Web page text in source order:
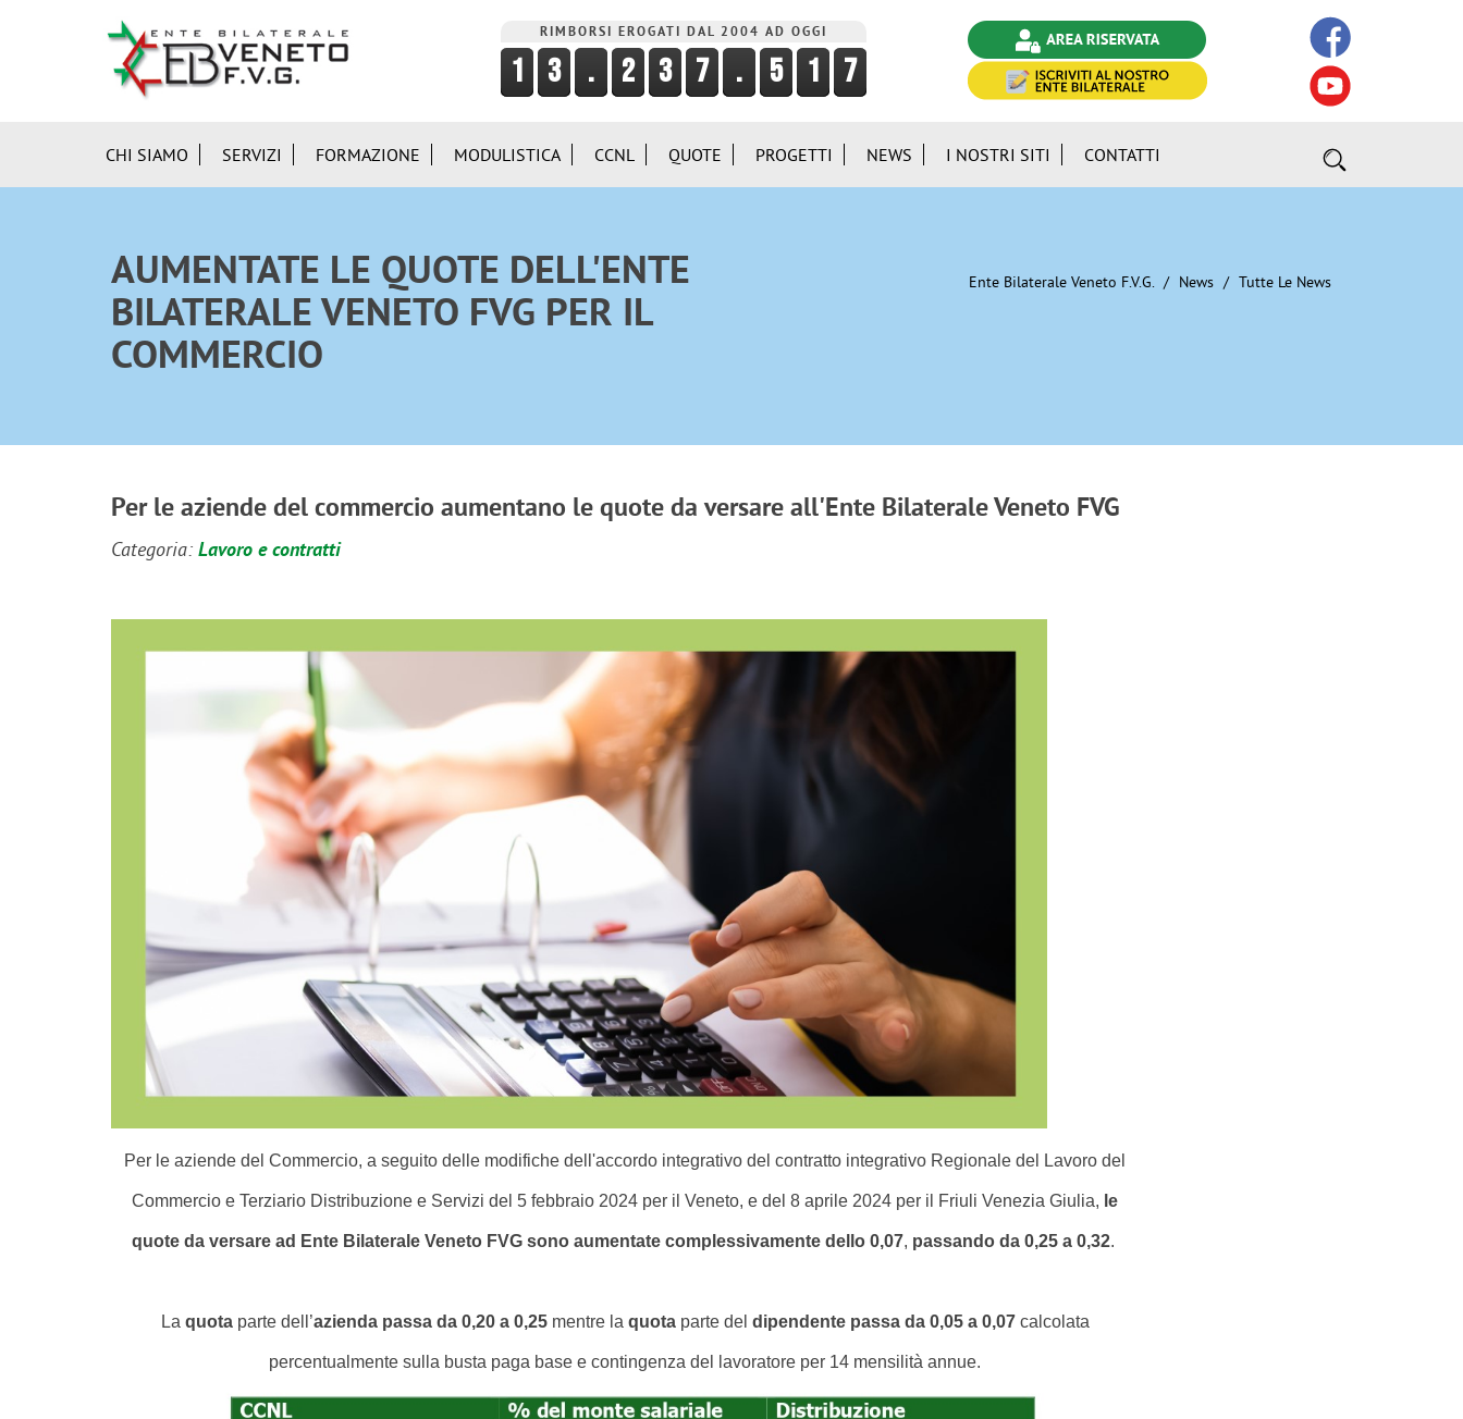
RIMBORSI EROGATI DAL 2004 AD OGGI
CHI SIAMO SERVIZI FORMAZIONE MODULISTICA CCNL QUOTE PROGETTI NEWS I NOSTRI SITI CONTATTI
AUMENTATE LE QUOTE DELL'ENTE
BILATERALE VENETO FVG PER IL
COMMERCIO
Ente Bilaterale Veneto F.V.G. News Tutte Le News
Per le aziende del commercio aumentano le quote da versare all'Ente Bilaterale Veneto FVG
Categoria: Lavoro e contratti
Per le aziende del Commercio, a seguito delle modifiche dell'accordo integrativo del contratto integrativo Regionale del Lavoro del
Commercio e Terziario Distribuzione e Servizi del 5 febbraio 2024 per il Veneto, e del 8 aprile 2024 per il Friuli Venezia Giulia, le
quote da versare ad Ente Bilaterale Veneto FVG sono aumentate complessivamente dello 0,07, passando da 0,25 a 0,32.
La quotaparte dell’azienda passa da 0,20 a 0,25mentre la quotaparte del dipendente passa da 0,05 a 0,07calcolata
percentualmente sulla busta paga base e contingenza del lavoratore per 14 mensilità annue.